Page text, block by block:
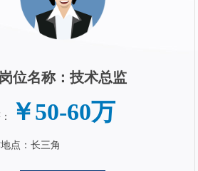
岗位名称：技术总监
￥50-60万
点：长三角